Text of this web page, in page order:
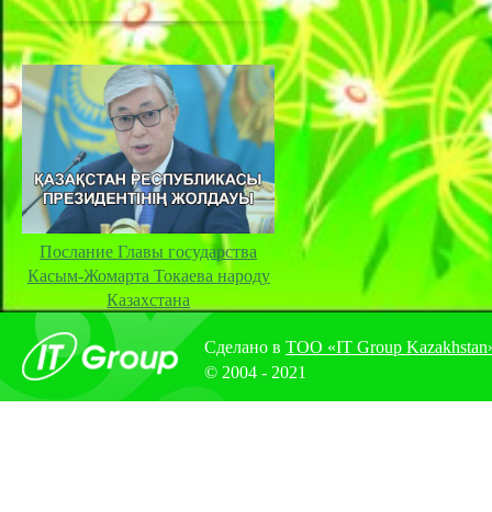
Послание Главы государства
Касым-Жомарта Токаева народу
Казахстана
Сделано в ТОО «IT Group
© 2004 - 2021